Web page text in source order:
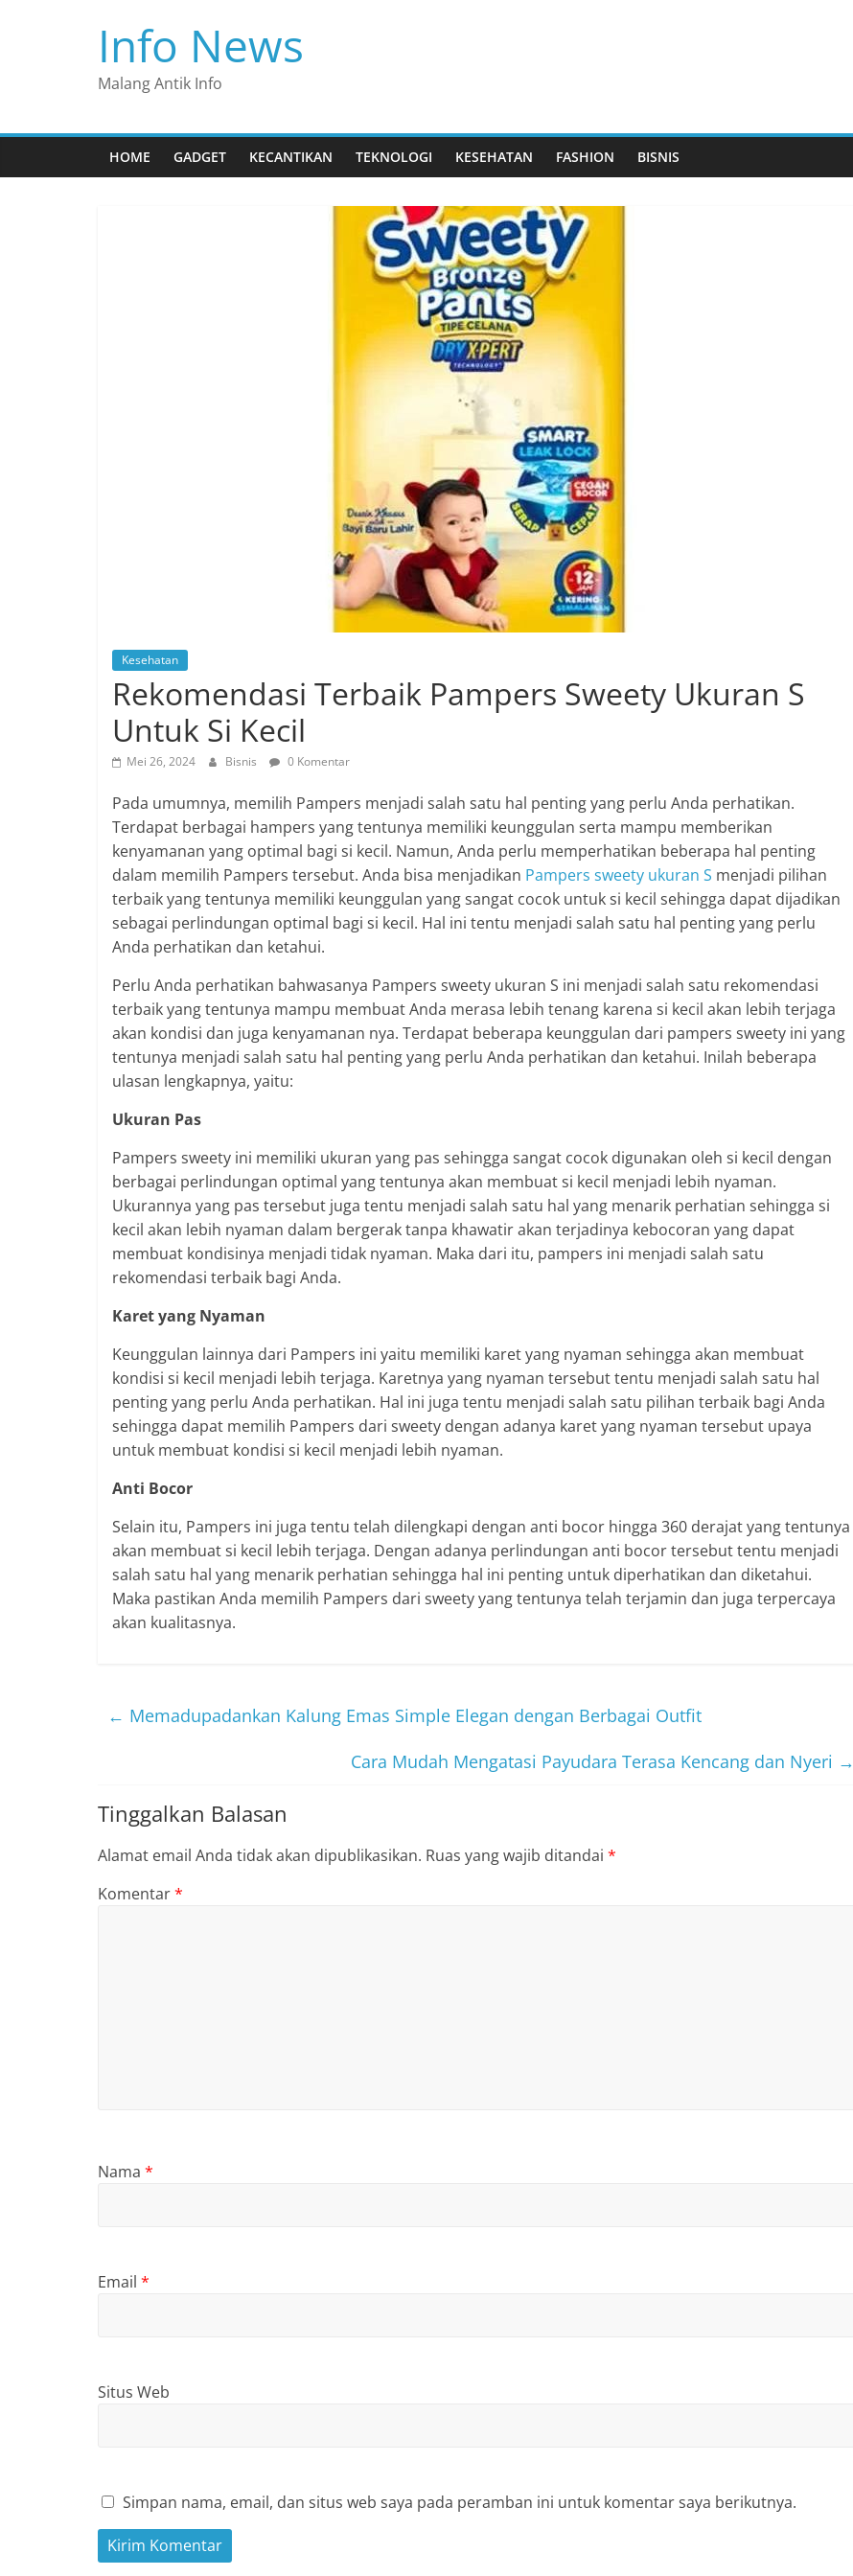
Info News
Malang Antik Info
HOME GADGET KECANTIKAN TEKNOLOGI KESEHATAN FASHION BISNIS
Kesehatan
Rekomendasi Terbaik Pampers Sweety Ukuran S
Untuk Si Kecil
Mei 26, 2024 Bisnis 0 Komentar
Pada umumnya, memilih Pampers menjadi salah satu hal penting yang perlu Anda perhatikan.
Terdapat berbagai hampers yang tentunya memiliki keunggulan serta mampu memberikan
kenyamanan yang optimal bagi si kecil. Namun, Anda perlu memperhatikan beberapa hal penting
dalam memilih Pampers tersebut. Anda bisa menjadikan Pampers sweety ukuran S menjadi pilihan
terbaik yang tentunya memiliki keunggulan yang sangat cocok untuk si kecil sehingga dapat dijadikan
sebagai perlindungan optimal bagi si kecil. Hal ini tentu menjadi salah satu hal penting yang perlu
Anda perhatikan dan ketahui.
Perlu Anda perhatikan bahwasanya Pampers sweety ukuran S ini menjadi salah satu rekomendasi
terbaik yang tentunya mampu membuat Anda merasa lebih tenang karena si kecil akan lebih terjaga
akan kondisi dan juga kenyamanan nya. Terdapat beberapa keunggulan dari pampers sweety ini yang
tentunya menjadi salah satu hal penting yang perlu Anda perhatikan dan ketahui. Inilah beberapa
ulasan lengkapnya, yaitu:
Ukuran Pas
Pampers sweety ini memiliki ukuran yang pas sehingga sangat cocok digunakan oleh si kecil dengan
berbagai perlindungan optimal yang tentunya akan membuat si kecil menjadi lebih nyaman.
Ukurannya yang pas tersebut juga tentu menjadi salah satu hal yang menarik perhatian sehingga si
kecil akan lebih nyaman dalam bergerak tanpa khawatir akan terjadinya kebocoran yang dapat
membuat kondisinya menjadi tidak nyaman. Maka dari itu, pampers ini menjadi salah satu
rekomendasi terbaik bagi Anda.
Karet yang Nyaman
Keunggulan lainnya dari Pampers ini yaitu memiliki karet yang nyaman sehingga akan membuat
kondisi si kecil menjadi lebih terjaga. Karetnya yang nyaman tersebut tentu menjadi salah satu hal
penting yang perlu Anda perhatikan. Hal ini juga tentu menjadi salah satu pilihan terbaik bagi Anda
sehingga dapat memilih Pampers dari sweety dengan adanya karet yang nyaman tersebut upaya
untuk membuat kondisi si kecil menjadi lebih nyaman.
Anti Bocor
Selain itu, Pampers ini juga tentu telah dilengkapi dengan anti bocor hingga 360 derajat yang tentunya
akan membuat si kecil lebih terjaga. Dengan adanya perlindungan anti bocor tersebut tentu menjadi
salah satu hal yang menarik perhatian sehingga hal ini penting untuk diperhatikan dan diketahui.
Maka pastikan Anda memilih Pampers dari sweety yang tentunya telah terjamin dan juga terpercaya
akan kualitasnya.
← Memadupadankan Kalung Emas Simple Elegan dengan Berbagai Outfit
Cara Mudah Mengatasi Payudara Terasa Kencang dan Nyeri →
Tinggalkan Balasan
Alamat email Anda tidak akan dipublikasikan. Ruas yang wajib ditandai *
Komentar*
Nama *
Email *
Situs Web
Simpan nama, email, dan situs web saya pada peramban ini untuk komentar saya berikutnya.